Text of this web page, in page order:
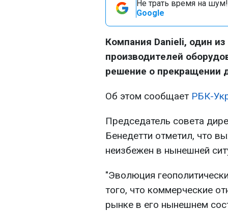
Не трать время на
Google
Компания Danieli, один
производителей
решение о прекращении
Об этом сообщает РБК-
Председатель совета
Бенедетти отметил, что
неизбежен в нынешней
"Эволюция
того, что коммерческие
рынке в его нынешнем